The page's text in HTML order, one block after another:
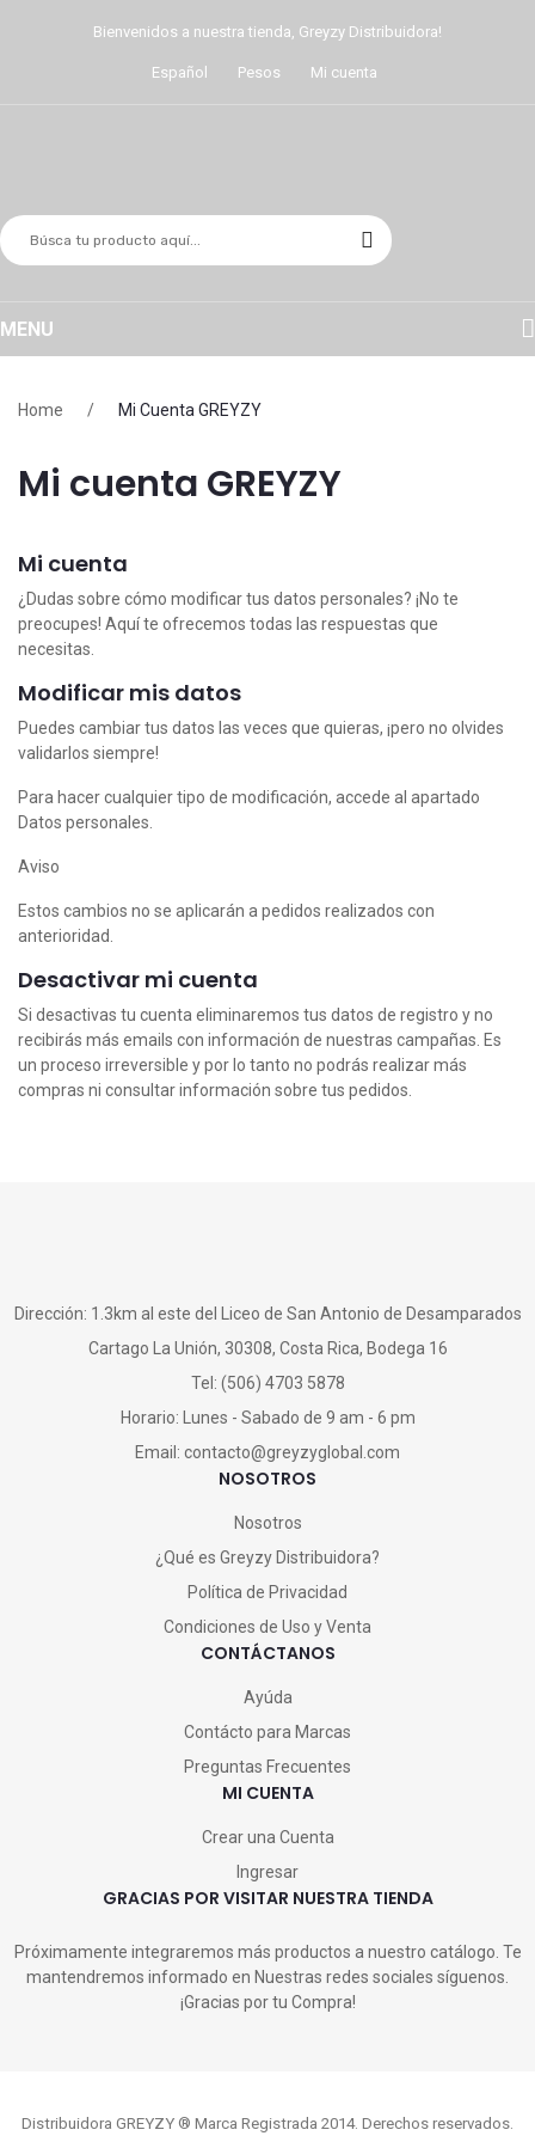
Bienvenidos a nuestra tienda, Greyzy Distribuidora!
Español Pesos Mi cuenta
MENU
NOSOTROS
Home / Mi Cuenta GREYZY
Mi cuenta GREYZY
Mi cuenta
¿Dudas sobre cómo modificar tus datos personales? ¡No te
preocupes! Aquí te ofrecemos todas las respuestas que
necesitas.
Modificar mis datos
Puedes cambiar tus datos las veces que quieras, ¡pero no olvides
validarlos siempre!
Para hacer cualquier tipo de modificación, accede al apartado
Datos personales.
Aviso
Estos cambios no se aplicarán a pedidos realizados con
anterioridad.
Desactivar mi cuenta
Si desactivas tu cuenta eliminaremos tus datos de registro y no
recibirás más emails con información de nuestras campañas. Es
un proceso irreversible y por lo tanto no podrás realizar más
compras ni consultar información sobre tus pedidos.
Dirección: 1.3km al este del Liceo de San Antonio de Desamparados
Cartago La Unión, 30308, Costa Rica, Bodega 16
Tel: (506) 4703 5878
Horario: Lunes - Sabado de 9 am - 6 pm
Email: contacto@greyzyglobal.com
NOSOTROS
Nosotros
¿Qué es Greyzy Distribuidora?
Política de Privacidad
Condiciones de Uso y Venta
CONTÁCTANOS
Ayúda
Contácto para Marcas
Preguntas Frecuentes
MI CUENTA
Crear una Cuenta
Ingresar
GRACIAS POR VISITAR NUESTRA TIENDA
Próximamente integraremos más productos a nuestro catálogo. Te
mantendremos informado en Nuestras redes sociales síguenos.
¡Gracias por tu Compra!
Distribuidora GREYZY ® Marca Registrada 2014. Derechos reservados.